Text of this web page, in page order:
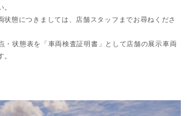
。
状態につきましては、店舗スタッフまでお尋ねくださ
・状態表を「車両検査証明書」として店舗の展示車両
。